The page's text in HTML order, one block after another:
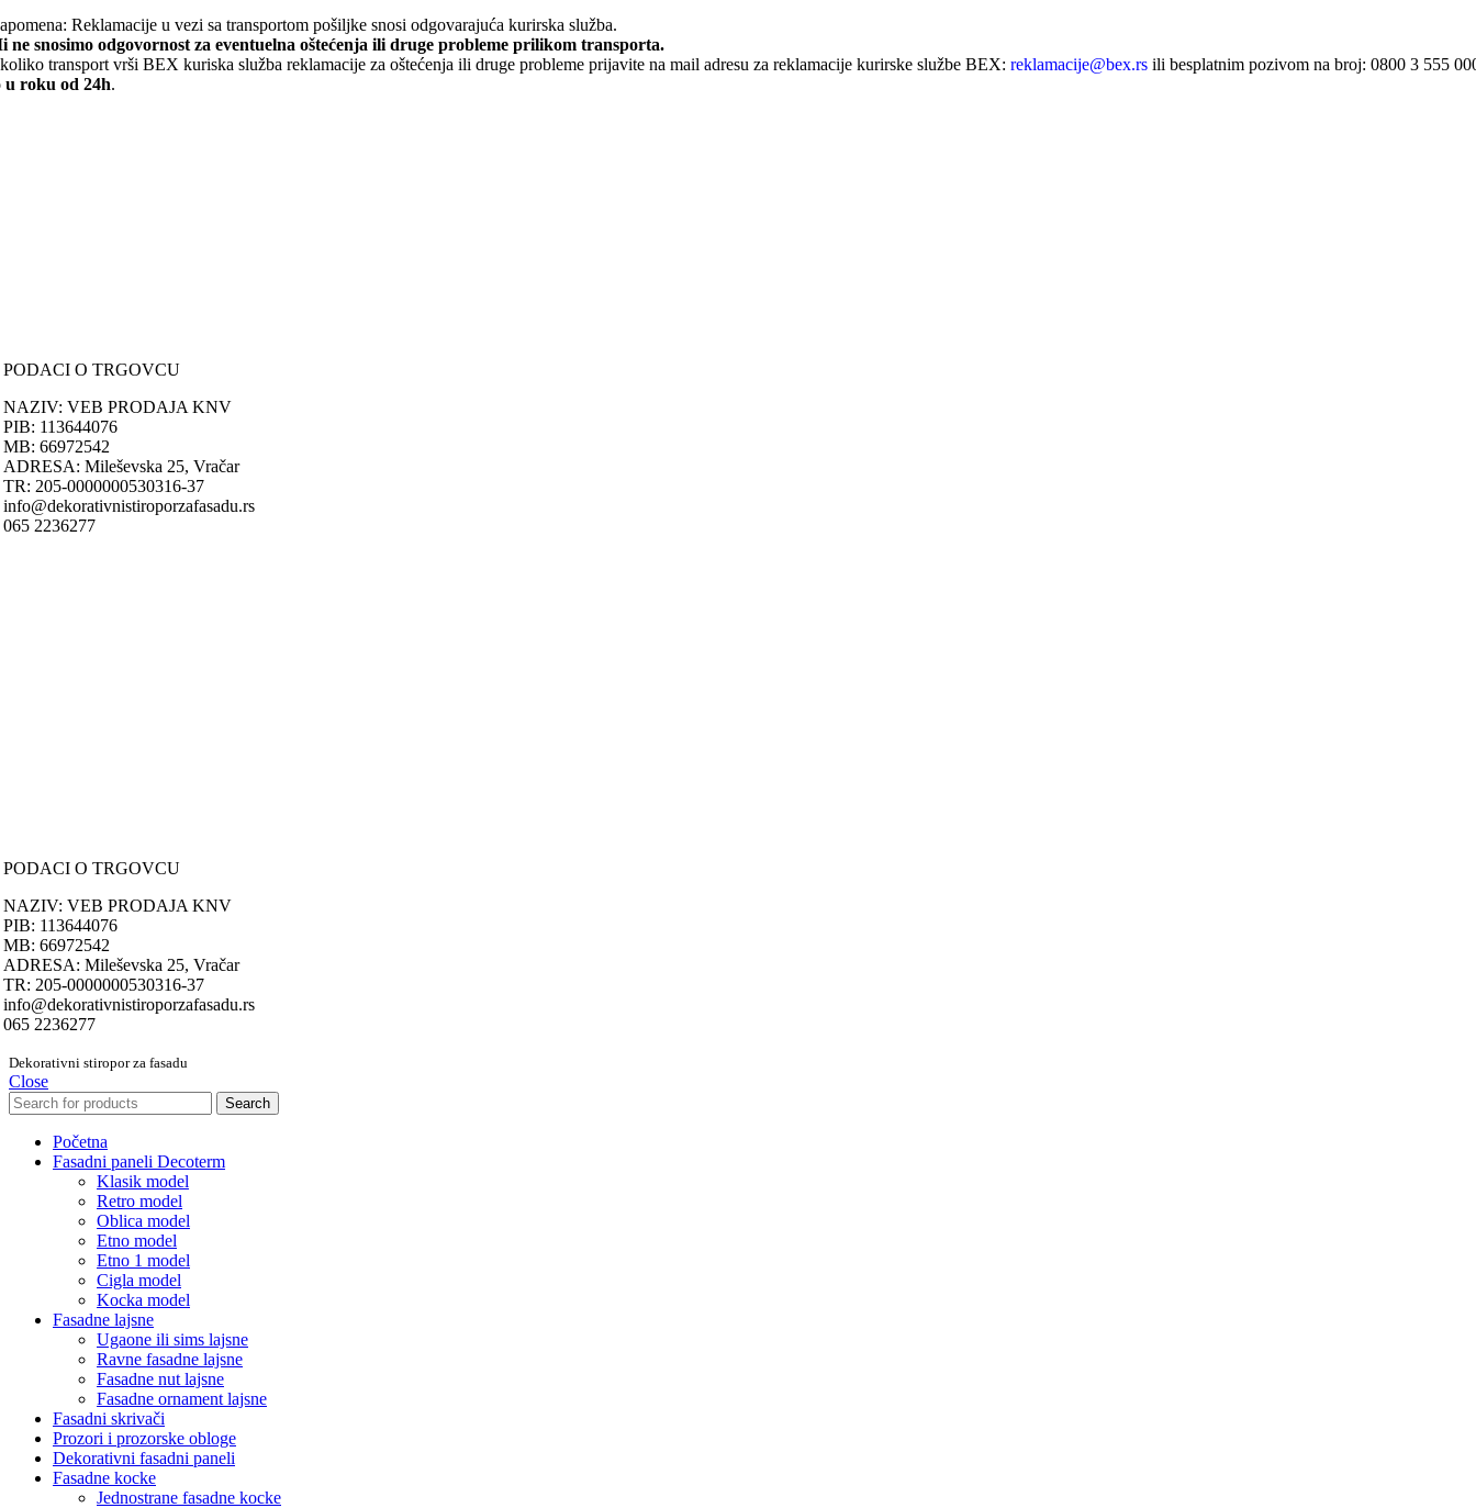
Fasadne ukrasi i porte
Fasadni ukrasi i porte od poliuretana i polistirena donose dodatni sloj estetike na fasadu zgrade. Oni nude širok spektar dizajna koji se može prilagoditi potrebama i stilu
Reklamacije u vezi sa transportom pošiljke snosi odgovarajuća kurirska služba.
ne snosimo odgovornost za eventuelna oštećenja ili druge probleme prilikom transporta.
transport vrši BEX kuriska služba reklamacije za oštećenja ili druge probleme prijavite na mail adresu za reklamacije kurirske službe BEX: reklamacije@bex.rs ili besplatnim pozivom na broj: 0800 3 555
u roku od 24h.
PODACI O TRGOVCU
NAZIV: VEB PRODAJA KNV
PIB: 113644076
MB: 66972542
ADRESA: Mileševska 25, Vračar
TR: 205-0000000530316-37
info@dekorativnistiroporzafasadu.rs
065 2236277
PODACI O TRGOVCU
NAZIV: VEB PRODAJA KNV
PIB: 113644076
MB: 66972542
ADRESA: Mileševska 25, Vračar
TR: 205-0000000530316-37
info@dekorativnistiroporzafasadu.rs
065 2236277
Dekorativni stiropor za fasadu
Close
Search
Početna
Fasadni paneli Decoterm
Klasik model
Retro model
Oblica model
Etno model
Etno 1 model
Cigla model
Kocka model
Fasadne lajsne
Ugaone ili sims lajsne
Ravne fasadne lajsne
Fasadne nut lajsne
Fasadne ornament lajsne
Fasadni skrivači
Prozori i prozorske obloge
Dekorativni fasadni paneli
Fasadne kocke
Jednostrane fasadne kocke